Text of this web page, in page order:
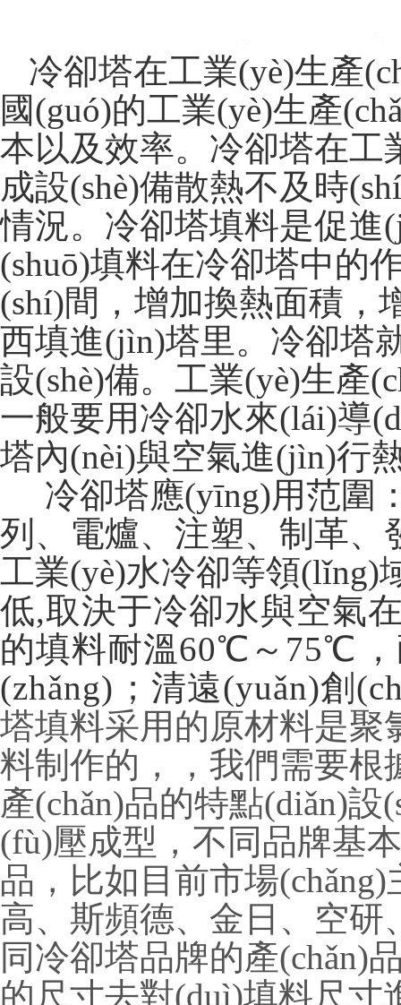
冷卻塔在工業(yè)生產
國(guó)的工業(yè)生產
本以及效率。冷卻塔
成設(shè)備散熱不及時
情況。冷卻塔填料是
(shuō)填料在冷卻塔中的
(shí)間，增加換熱面積
西填進(jìn)塔里。冷卻
設(shè)備。工業(yè)生產
一般要用冷卻水來(lái)導
塔內(nèi)與空氣進(jìn)行熱交
冷卻塔應(yīng)用范圍：
列、電爐、注塑、
工業(yè)水冷卻等領(lǐng)域
低,取決于冷卻水與空氣
的填料耐溫60℃～75℃
(zhǎng)；清遠(yuǎn)創
塔填料采用的原材料是
料制作的，，我們需要
產(chǎn)品的特點(diǎn)
(fù)壓成型，不同品牌基
品，比如目前市場
高、斯頻德、金日、空研
同冷卻塔品牌的產(chǎn)
的尺寸去對(duì)填料尺寸